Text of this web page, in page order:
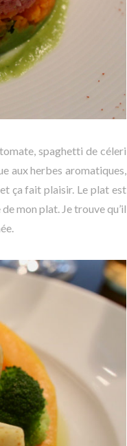
spaghetti de céleri
aux herbes aromatiques,
ça fait plaisir. Le plat est
mon plat. Je trouve qu’il